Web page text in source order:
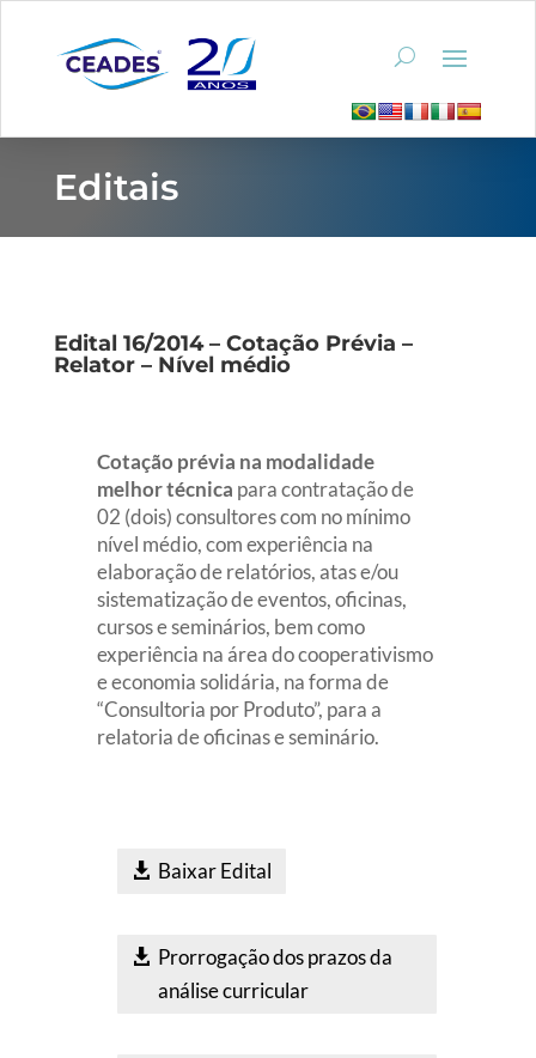
Editais
Edital 16/2014 – Cotação Prévia –
Relator – Nível médio
Cotação prévia na modalidade
melhor técnica para contratação de
02 (dois) consultores com no mínimo
nível médio, com experiência na
elaboração de relatórios, atas e/ou
sistematização de eventos, oficinas,
cursos e seminários, bem como
experiência na área do cooperativismo
e economia solidária, na forma de
“Consultoria por Produto”, para a
relatoria de oficinas e seminário.
Baixar Edital
Prorrogação dos prazos da
análise curricular